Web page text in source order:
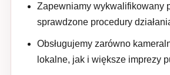
Zapewniamy wykwalifikowany
sprawdzone procedury
Obsługujemy zarówno
lokalne, jak i większe imprezy